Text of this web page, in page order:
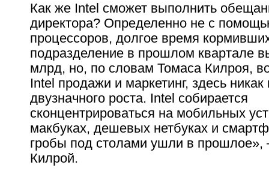
Как же Intel сможет выполнить
директора? Определенно не с
процессоров, долгое время
подразделение в прошлом квартале
млрд, но, по словам Томаса Килроя,
Intel продажи и маркетинг, здесь
двузначного роста. Intel собирается
сконцентрироваться на мобильных
макбуках, дешевых нетбуках и
гробы под столами ушли в прошлое»,
Килрой.